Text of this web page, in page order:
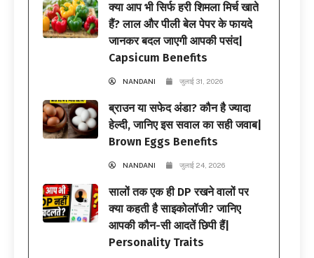
क्या आप भी सिर्फ हरी शिमला मिर्च खाते
हैं? लाल और पीली बेल पेपर के फायदे
जानकर बदल जाएगी आपकी पसंद|
Capsicum Benefits
NANDANI जुलाई 31, 2026
ब्राउन या सफेद अंडा? कौन है ज्यादा
हेल्दी, जानिए इस सवाल का सही जवाब|
Brown Eggs Benefits
NANDANI जुलाई 24, 2026
सालों तक एक ही DP रखने वालों पर
क्या कहती है साइकोलॉजी? जानिए
आपकी कौन-सी आदतें छिपी हैं|
Personality Traits